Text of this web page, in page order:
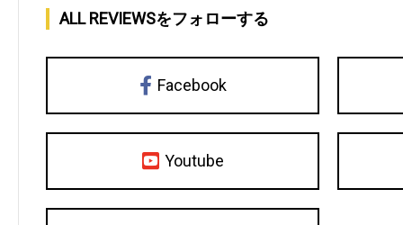
ALL REVIEWSをフォローする
Facebook
Youtube